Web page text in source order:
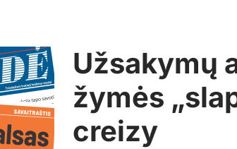
Užsakymų
žymės
creizy